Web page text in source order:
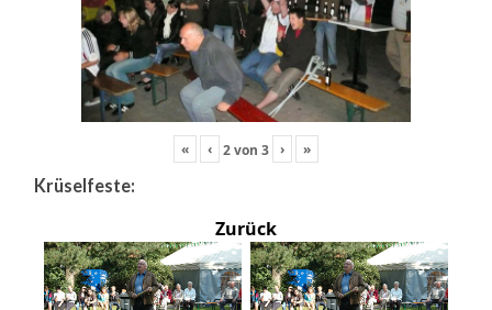
« ‹ 2von 3 › »
Krüselfeste:
Zurück